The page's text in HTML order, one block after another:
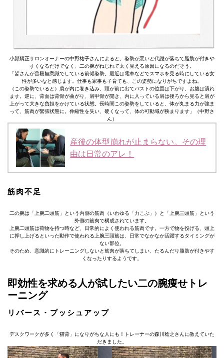
小顔矯正サロンオーナーの中野祐子さんによると、姿勢が悪いと代謝が落ちて脂肪が付きや
すくなるだけでなく、二の腕がねじれて太く見える原因になるのだそう。
「皆さんが普段無意識でしている前傾姿勢。最近は電車などでスマホを見る時にしている女
性が多いなと感じます。仕事も家事も子育ても、この姿勢になりがちですよね。
（この姿勢でいると）肩が内に巻き込み、頭が前に出てバストの位置は下がり、お腹は潰れ
ます。逆に、背面は背骨が曲がり、肩甲骨が開き、内に入っている肩は後ろから見ると肩が
上がって大きな負担をかけている状態。長時間この姿勢をしていると、体が丸まる力が強ま
って、筋肉が緊張状態に。伸縮性を失い、硬くなって、体の可動域が狭まります」（中野さ
ん）
産後の体型崩れが止まらない。その理
由は日常のアレ！
筋肉不足
二の腕は「上腕二頭筋」という内側の筋肉（いわゆる「力こぶ」）と「上腕三頭筋」という
外側の筋肉で構成されています。
上腕二頭筋は荷物を持つ時など、日常的によく使われる筋肉です。一方で物を投げる、頭上
に押し上げるといった動作で使われる上腕三頭筋は、日常でなかなか活躍するタイミングが
ない部位。
そのため、意識的にトレーニングしないと筋肉が落ちてしまい、たるんだり脂肪が付きやす
くなったりするようです。
即効性を求める人が試したい二の腕痩せトレ
ーニング
リバース・プッシュアップ
デスクワークが多く「猫背」になりがちな人にも！トレーナーの森川稔之さんに教えていた
だきました。